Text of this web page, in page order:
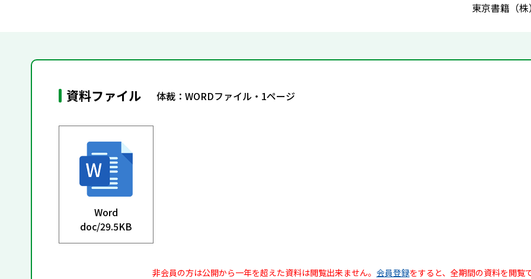
東京書籍（
資料ファイル 体裁：WORDファイル・1ページ
Word
doc/29.5KB
非会員の方は公開から一年を超えた資料は閲覧出来ません。 会員登録をすると、全期間の資料を閲覧